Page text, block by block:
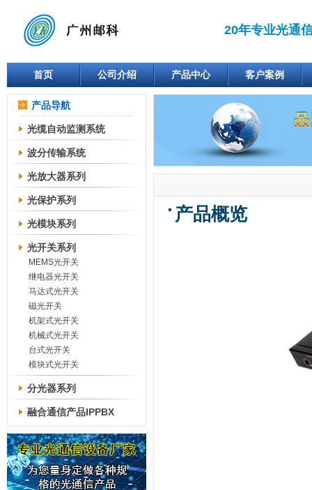
20年专业光通
首页 公司介绍 产品中心 客户案例
产品导航
光缆自动监测系统
波分传输系统
光放大器系列
光保护系列
光模块系列
光开关系列
MEMS光开关
继电器光开关
马达式光开关
磁光开关
机架式光开关
机械式光开关
台式光开关
模块式光开关
分光器系列
融合通信产品IPPBX
产品概览